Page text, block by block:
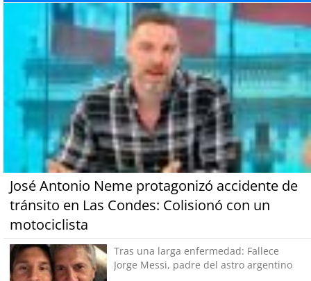
José Antonio Neme protagonizó accidente de
tránsito en Las Condes: Colisionó con un
motociclista
Tras una larga enfermedad: Fallece
Jorge Messi, padre del astro argentino